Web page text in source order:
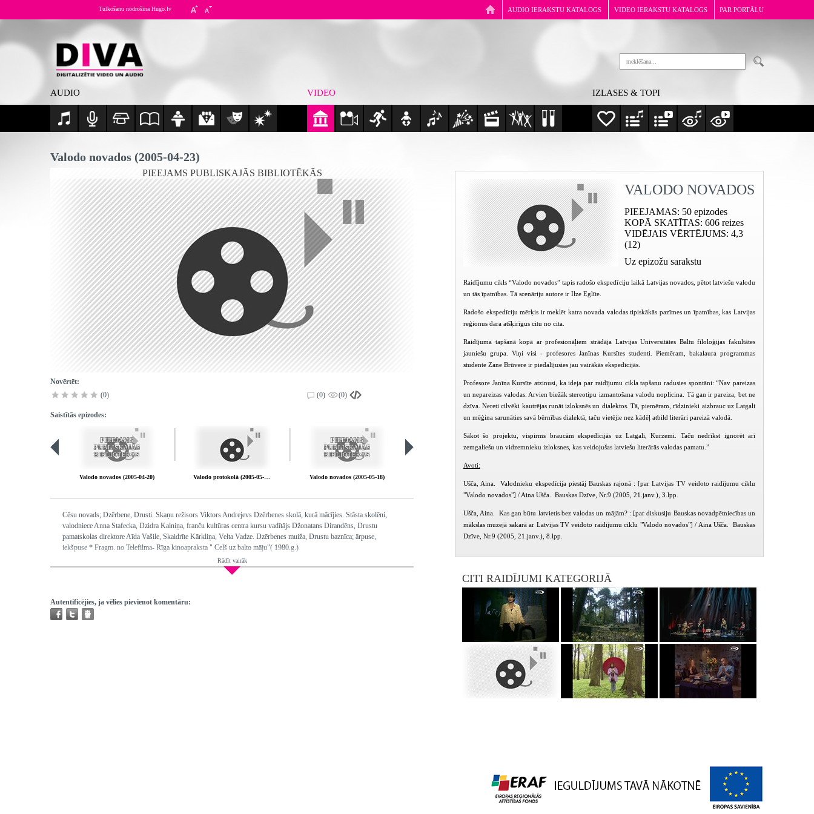
AUDIO IERAKSTU KATALOGS VIDEO IERAKSTU KATALOGS PAR PORTĀLU
Tulkošanu nodrošina Hugo.lv
AUDIO VIDEO IZLASES & TOPI
Valodo novados (2005-04-23)
PIEEJAMS PUBLISKAJĀS BIBLIOTĒKĀS
Novērtēt:
(0)
(0) (0)
Saistītās epizodes:
PIEEJAMS
PUBLISKAJĀS
BIBLIOTĒKĀS
Valodo novados (2005-04-20) Valodo protokolā (2005-05-04)
PIEEJAMS
PUBLISKAJĀS
BIBLIOTĒKĀS
Valodo novados (2005-05-18)
PIEEJAMS
PUBLISKAJĀS
PIEEJAMS
PUBLISKAJĀS
Cēsu novads; Dzērbene, Drusti. Skaņu režisors Viktors Andrejevs Dzērbenes skolā, kurā mācījies. Stāsta skolēni,
valodniece Anna Stafecka, Dzidra Kalniņa, franču kultūras centra kursu vadītājs Džonatans Dirandēns, Drustu
pamatskolas direktore Aīda Vašile, Skaidrīte Kārkliņa, Velta Vadze. Dzērbenes muiža, Drustu baznīca; ārpuse,
iekšpuse * Fragm. no Telefilma- Rīga kinoapraksta " Ceļš uz balto māju"( 1980.g.)
Ētera datumi:2005-04-23
Andrejevs Viktors, Kalniņa Dzidra, Kārkliņa Skaidrīte, Vadze Velta
Producents: Dzalbe Ārija
Režisors:Tilaka Indra
Rādīt vairāk
Autentificējies, ja vēlies pievienot komentāru:
VALODO NOVADOS
PIEEJAMAS: 50 epizodes
KOPĀ SKATĪTAS: 606 reizes
VIDĒJAIS VĒRTĒJUMS: 4,3
(12)
Uz epizožu sarakstu
Raidījumu cikls “Valodo novados” tapis radošo ekspedīciju laikā Latvijas novados, pētot latviešu valodu
un tās īpatnības. Tā scenāriju autore ir Ilze Eglīte.
Radošo ekspedīciju mērķis ir meklēt katra novada valodas tipiskākās pazīmes un īpatnības, kas Latvijas
reģionus dara atšķirīgus citu no cita.
Raidījuma tapšanā kopā ar profesionāļiem strādāja Latvijas Universitātes Baltu filoloģijas fakultātes
jauniešu grupa. Viņi visi - profesores Janīnas Kursītes studenti. Piemēram, bakalaura programmas
studente Zane Brūvere ir piedalījusies jau vairākās ekspedīcijās.
Profesore Janīna Kursīte atzinusi, ka ideja par raidījumu cikla tapšanu radusies spontāni: “Nav pareizas
un nepareizas valodas. Arvien biežāk stereotipu izmantošana valodu noplicina. Tā gan ir pareiza, bet ne
dzīva. Nereti cilvēki kautrējas runāt izloksnēs un dialektos. Tā, piemēram, rīdzinieki aizbrauc uz Latgali
un mēģina sarunāties savā bērnības dialektā, taču vietējie nez kādēļ atbild literāri pareizā valodā.
Sākot šo projektu, vispirms braucām ekspedīcijās uz Latgali, Kurzemi. Taču nedrīkst ignorēt arī
zemgaliešu un vidzemnieku izloksnes, kas veidojušas latviešu literārās valodas pamatu.”
Avoti:
Ušča, Aina. Valodnieku ekspedīcija piestāj Bauskas rajonā : [par Latvijas TV veidoto raidījumu ciklu
"Valodo novados"] / Aina Ušča. Bauskas Dzīve, Nr.9 (2005, 21.janv.), 3.lpp.
Ušča, Aina. Kas gan būtu latvietis bez valodas un mājām? : [par diskusiju Bauskas novadpētniecības un
mākslas muzejā sakarā ar Latvijas TV veidoto raidījumu ciklu "Valodo novados"] / Aina Ušča. Bauskas
Dzīve, Nr.9 (2005, 21.janv.), 8.lpp.
CITI RAIDĪJUMI KATEGORIJĀ